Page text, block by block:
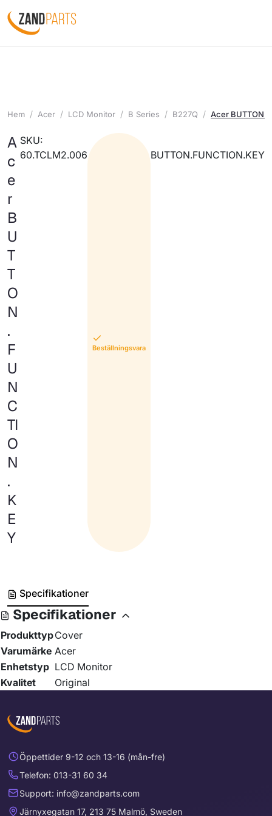
Hem Acer LCD Monitor B Series B227Q Acer
A
c
e
r
B
U
T
T
O
N
.
F
U
N
C
TI
O
N
.
K
E
Y
SKU:
60.TCLM2.006
Beställningsvara
BUTTON.FUNCTION.KEY
Specifikationer
Specifikationer
ProdukttypCover
Varumärke Acer
Enhetstyp LCD Monitor
Kvalitet
Original
Öppettider 9-12 och 13-16 (mån-fre)
Telefon: 013-31 60 34
Support: info@zandparts.com
Järnyxegatan 17, 213 75 Malmö, Sweden